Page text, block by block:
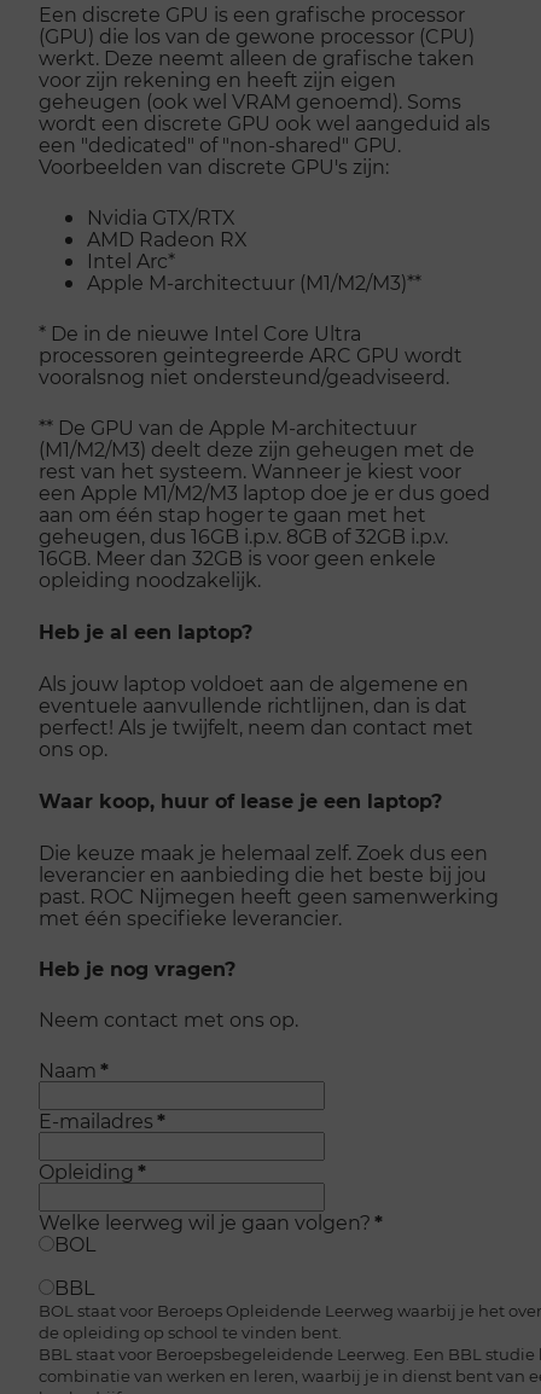
Een discrete GPU is een grafische processor
(GPU) die los van de gewone processor (CPU)
werkt. Deze neemt alleen de grafische taken
voor zijn rekening en heeft zijn eigen
geheugen (ook wel VRAM genoemd). Soms
wordt een discrete GPU ook wel aangeduid als
een "dedicated" of "non-shared" GPU.
Voorbeelden van discrete GPU's zijn:
Nvidia GTX/RTX
AMD Radeon RX
Intel Arc*
Apple M-architectuur (M1/M2/M3)**
* De in de nieuwe Intel Core Ultra
processoren geintegreerde ARC GPU wordt
vooralsnog niet ondersteund/geadviseerd.
** De GPU van de Apple M-architectuur
(M1/M2/M3) deelt deze zijn geheugen met de
rest van het systeem. Wanneer je kiest voor
een Apple M1/M2/M3 laptop doe je er dus goed
aan om één stap hoger te gaan met het
geheugen, dus 16GB i.p.v. 8GB of 32GB i.p.v.
16GB. Meer dan 32GB is voor geen enkele
opleiding noodzakelijk.
Heb je al een laptop?
Als jouw laptop voldoet aan de algemene en
eventuele aanvullende richtlijnen, dan is dat
perfect! Als je twijfelt, neem dan contact met
ons op.
Waar koop, huur of lease je een laptop?
Die keuze maak je helemaal zelf. Zoek dus een
leverancier en aanbieding die het beste bij jou
past. ROC Nijmegen heeft geen samenwerking
met één specifieke leverancier.
Heb je nog vragen?
Neem contact met ons op.
Naam*
E-mailadres*
Opleiding*
Welke leerweg wil je gaan volgen?*
BOL
BBL
BOL staat voor Beroeps Opleidende Leerweg waarbij je het
de opleiding op school te vinden bent.
BBL staat voor Beroepsbegeleidende Leerweg. Een BBL
combinatie van werken en leren, waarbij je in dienst bent van